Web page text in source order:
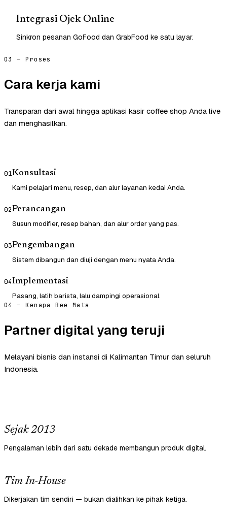
Integrasi Ojek Online
Sinkron pesanan GoFood dan GrabFood ke satu layar.
03 — Proses
Cara kerja kami
Transparan dari awal hingga aplikasi kasir coffee shop Anda live
dan menghasilkan.
01Konsultasi
Kami pelajari menu, resep, dan alur layanan kedai Anda.
02Perancangan
Susun modifier, resep bahan, dan alur order yang pas.
03Pengembangan
Sistem dibangun dan diuji dengan menu nyata Anda.
04Implementasi
Pasang, latih barista, lalu dampingi operasional.
04 — Kenapa Bee Mata
Partner digital yang teruji
Melayani bisnis dan instansi di Kalimantan Timur dan seluruh
Indonesia.
Sejak 2013
Pengalaman lebih dari satu dekade membangun produk digital.
Tim In-House
Dikerjakan tim sendiri — bukan dialihkan ke pihak ketiga.